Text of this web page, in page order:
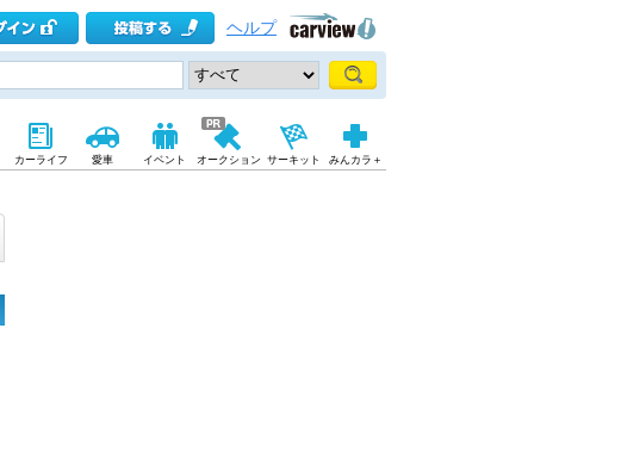
ヘルプ
カーライフ 愛車 イベント オークション サーキット みんカラ＋